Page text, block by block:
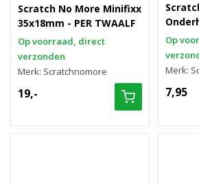
Scratch No More Minifixx
35x18mm - PER TWAALF
Op voorraad, direct
verzonden
Merk: Scratchnomore
19,-
Op
Merk:
7,95